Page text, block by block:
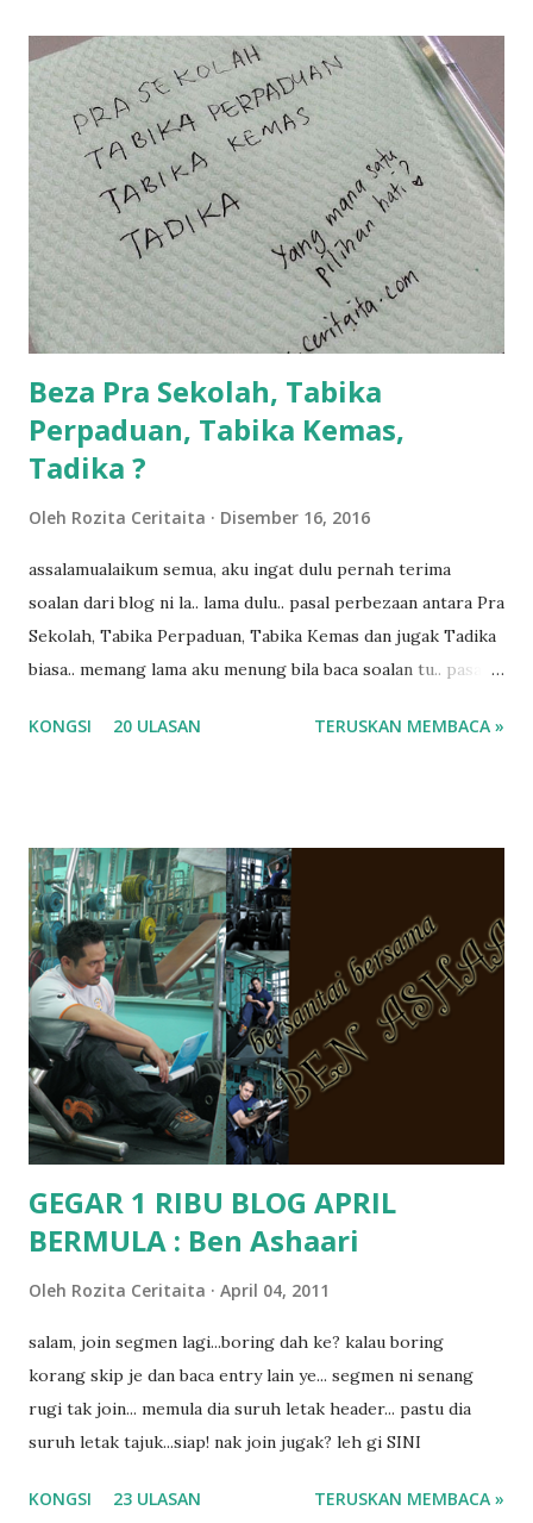
balik keja aku ajak la shah singgah Giant beli barang
sikit...dalam perjalanan dari dalam kereta tu biasalah kan
kami memang akan pimpin anak-anak jalan sampai masuk
dalam... dan kebiasanya bagi anak 4 macam kami ni bahagi-
bahagi lah siapa nak pimpin siapa... dan biasanya aku akan
dukung adik hadi sambil pimpin kakak husna... yang abg
ngah dengan abg long terserah pada shah la pulak.. tapi
kalau ikut anak-anak semua nak ummi pimpin... ajer rebeh
ba...
Beza Pra Sekolah, Tabika
Perpaduan, Tabika Kemas,
Tadika ?
Oleh Rozita Ceritaita Disember 16, 2016
assalamualaikum semua, aku ingat dulu pernah terima
soalan dari blog ni la.. lama dulu.. pasal perbezaan antara Pra
Sekolah, Tabika Perpaduan, Tabika Kemas dan jugak Tadika
biasa.. memang lama aku menung bila baca soalan tu.. pasal
ko.. masa tu aku baru je ada anak sorang dan aku hentam je
tanya sapa-sapa pun masa tu.. bila fikir-fikirkan balik terasa
jugak masa alahai teruknya kami sebagai ibubapa.. dan kami
terasa jugak semakin teruk bila abg long dah masuk 2 tahun
kat salah satu tadika swasta ni.. tapi nampaknya kenal huruf
pun tak tau.. pengsan aku bila ingat balik.. aku mula fikir
mungkin sebab abg long sendiri jenis budak yang ada
masalah dyslexia.. tapi minor la.. nanti la aku cerita pasal
dyslexia tu.. lepas tu kami buat keputusan pu...
KONGSI 20 ULASAN TERUSKAN MEMBACA »
GEGAR 1 RIBU BLOG APRIL
BERMULA : Ben Ashaari
Oleh Rozita Ceritaita April 04, 2011
salam, join segmen lagi...boring dah ke? kalau boring
korang skip je dan baca entry lain ye... segmen ni senang
rugi tak join... memula dia suruh letak header... pastu dia
suruh letak tajuk...siap! nak join jugak? leh gi SINI
KONGSI 23 ULASAN TERUSKAN MEMBACA »